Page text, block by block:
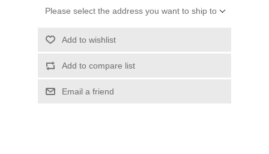
Please select the address you want to ship to
Add to wishlist
Add to compare list
Email a friend